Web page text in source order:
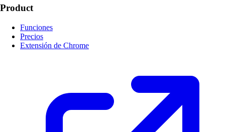
Product
Funciones
Precios
Extensión de Chrome